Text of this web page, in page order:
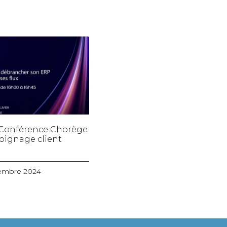
Chorège
client
2024